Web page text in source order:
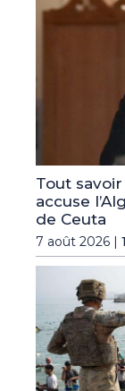
Tout
accuse
de Ceuta
7 août 2026 |